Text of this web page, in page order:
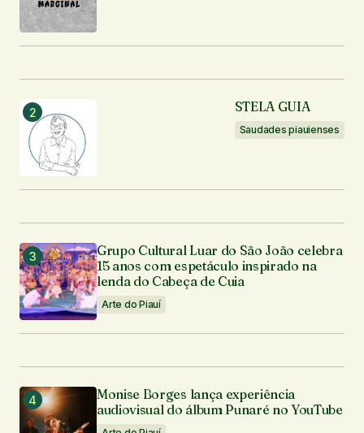
STELA GUIA
Saudades piauienses
Grupo Cultural Luar do São João celebra
15 anos com espetáculo inspirado na
lenda do Cabeça de Cuia
Arte do Piauí
Monise Borges lança experiência
audiovisual do álbum Punaré no YouTube